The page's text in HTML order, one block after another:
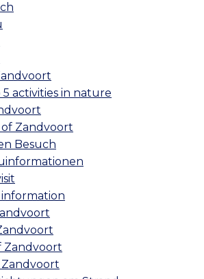
5 activities in nature
Zandvoort
Besuch
information
Zandvoort